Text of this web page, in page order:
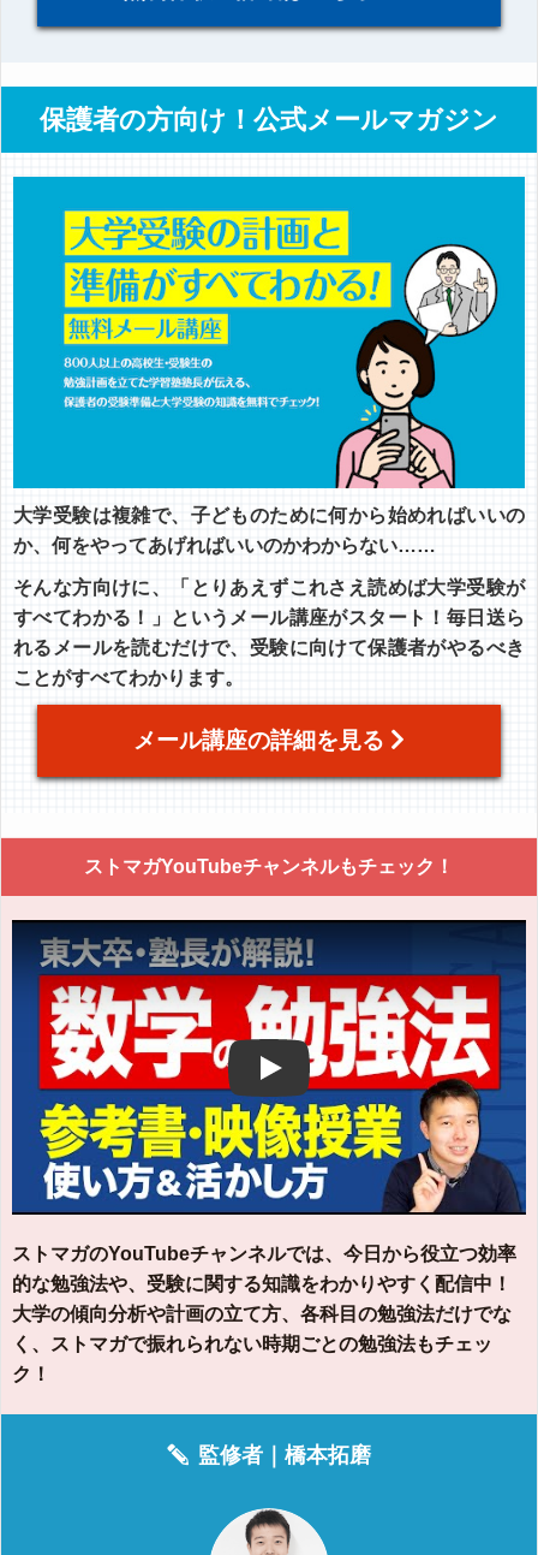
保護者の方向け！公式メールマガジン
大学受験は複雑で、子どものために何から始めればいいの
か、何をやってあげればいいのかわからない……
そんな方向けに、「とりあえずこれさえ読めば大学受験が
すべてわかる！」というメール講座がスタート！毎日送ら
れるメールを読むだけで、受験に向けて保護者がやるべき
ことがすべてわかります。
メール講座の詳細を見る
ストマガYouTubeチャンネルもチェック！
Play
ストマガのYouTubeチャンネルでは、今日から役立つ効率
的な勉強法や、受験に関する知識をわかりやすく配信中！
大学の傾向分析や計画の立て方、各科目の勉強法だけでな
く、ストマガで振れられない時期ごとの勉強法もチェッ
ク！
監修者｜橋本拓磨